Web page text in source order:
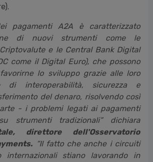
pagamenti A2A è caratterizzato
di nuovi strumenti come le
e le Central Bank Digital
come il Digital Euro), che possono
lo sviluppo grazie alle loro
di interoperabilità, sicurezza e
del denaro, risolvendo così
- i problemi legati ai pagamenti
strumenti tradizionali” dichiara
direttore dell'Osservatorio
“Il fatto che anche i circuiti
internazionali stiano lavorando in